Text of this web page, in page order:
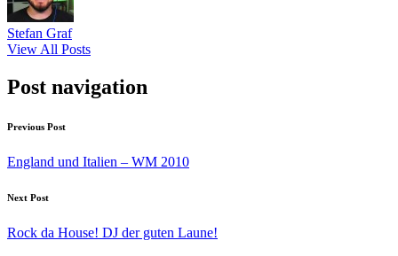
Stefan Graf
View All Posts
Post navigation
Previous Post
England und Italien – WM 2010
Next Post
Rock da House! DJ der guten Laune!